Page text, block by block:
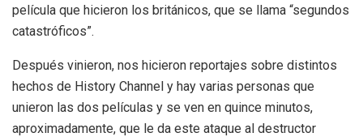
película que hicieron los británicos, que se llama “segundos
catastróficos”.
Después vinieron, nos hicieron reportajes sobre distintos
hechos de History Channel y hay varias personas que
unieron las dos películas y se ven en quince minutos,
aproximadamente, que le da este ataque al destructor